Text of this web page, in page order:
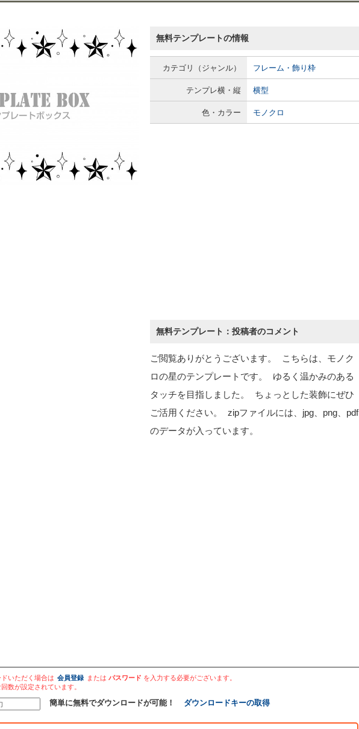
無料テンプレートの情報
カテゴリ（ジャンル） フレーム・飾り枠
テンプレ横・縦 横型
色・カラー モノクロ
無料テンプレート：投稿者のコメント
ご閲覧ありがとうございます。 こちらは、モノク
ロの星のテンプレートです。 ゆるく温かみのある
タッチを目指しました。 ちょっとした装飾にぜひ
ご活用ください。 zipファイルには、jpg、png、pdf
のデータが入っています。
いただく場合は 会員登録 または パスワード を入力する必要がございます。
数が設定されています。
簡単に無料でダウンロードが可能！ ダウンロードキーの取得